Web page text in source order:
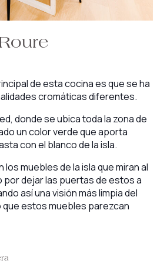
de esta cocina es que se ha
cromáticas diferentes.
donde se ubica toda la zona de
un color verde que aporta
con el blanco de la isla.
los muebles de la isla que miran al
por dejar las puertas de estos a
así una visión más limpia del
estos muebles parezcan